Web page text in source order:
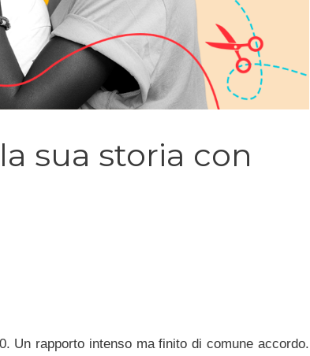
sua storia con
Un rapporto intenso ma finito di comune accordo.